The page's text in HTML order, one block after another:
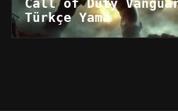
Call of Duty
Türkçe Yama